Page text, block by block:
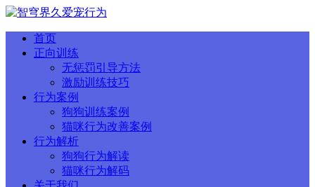
首页
正向训练
无惩罚引导方法
激励训练技巧
行为案例
狗狗训练案例
猫咪行为改善案例
行为解析
狗狗行为解读
猫咪行为解码